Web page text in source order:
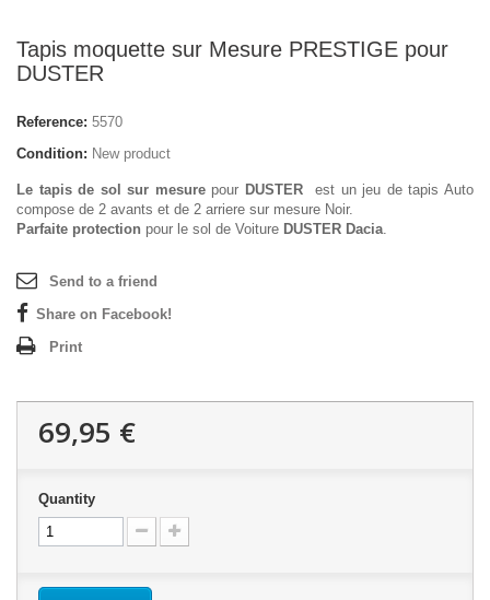
Tapis moquette sur Mesure PRESTIGE pour
DUSTER
Reference: 5570
Condition: New product
Le tapis de sol sur mesurepour DUSTER est un jeu de tapis Auto
compose de 2 avants et de 2 arriere sur mesure Noir.
Parfaite protection pour le sol de Voiture DUSTER Dacia.
Send to a friend
Share on Facebook!
Print
69,95 €
Quantity